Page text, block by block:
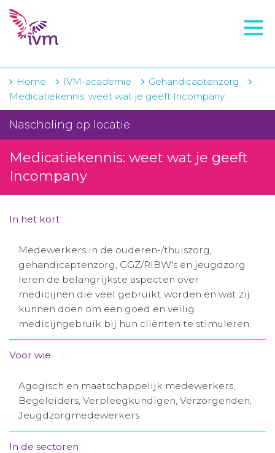
VMI
IVM-academie
Zorginstellingen
Voorschrijfgedrag
Projecten
Over IVM
Winkelwagentje
Aanmelden nieuwsbrief
Inloggen
Home IVM-academie
Gehandicaptenzorg
Medicatiekennis: weet wat je geeft Incompany
Nascholing op locatie
Medicatiekennis: weet wat je geeft
Incompany
In het kort
Medewerkers in de ouderen-/thuiszorg,
gehandicaptenzorg, GGZ/RIBW's en jeugdzorg
leren de belangrijkste aspecten over
medicijnen die veel gebruikt worden en wat zij
kunnen doen om een goed en veilig
medicijngebruik bij hun cliënten te stimuleren.
Voor wie
Agogisch en maatschappelijk medewerkers,
Begeleiders, Verpleegkundigen, Verzorgenden,
Jeugdzorgmedewerkers
In de sectoren